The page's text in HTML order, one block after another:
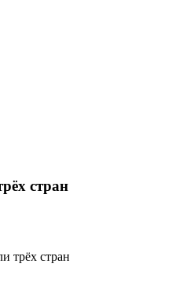
стран
трёх стран